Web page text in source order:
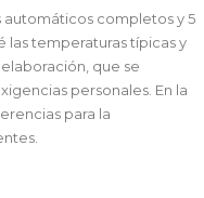
automáticos completos y 5
las temperaturas típicas y
que se
personales. En la
para la